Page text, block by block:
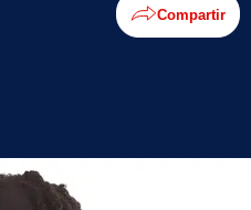
Compartir